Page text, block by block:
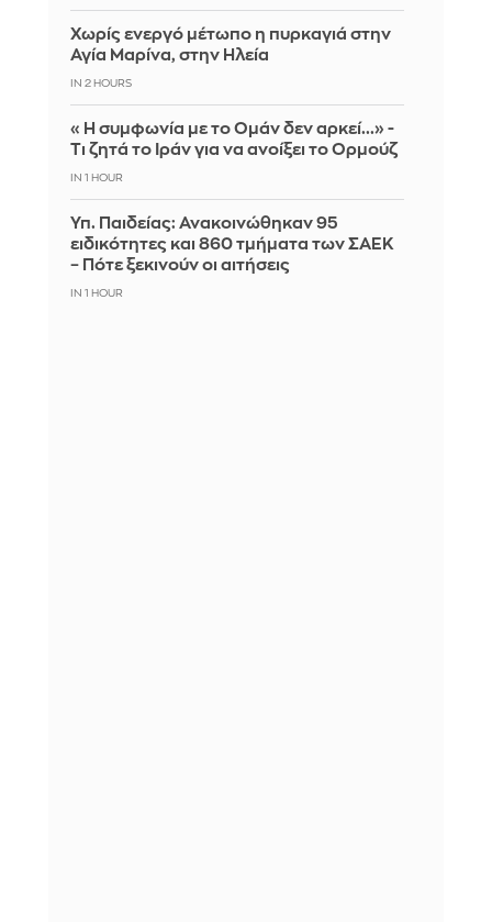
Χωρίς ενεργό μέτωπο η πυρκαγιά στην
Αγία Μαρίνα, στην Ηλεία
IN 2 HOURS
«Η συμφωνία με το Ομάν δεν αρκεί...» -
Τι ζητά το Ιράν για να ανοίξει το Ορμούζ
IN 1 HOUR
Υπ. Παιδείας: Ανακοινώθηκαν 95
ειδικότητες και 860 τμήματα των ΣΑΕΚ
– Πότε ξεκινούν οι αιτήσεις
IN 1 HOUR